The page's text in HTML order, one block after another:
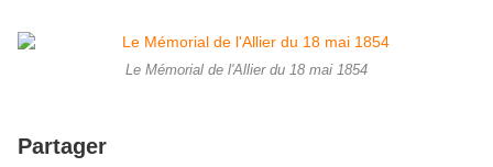
Le Mémorial de l'Allier du 18 mai 1854
Partager